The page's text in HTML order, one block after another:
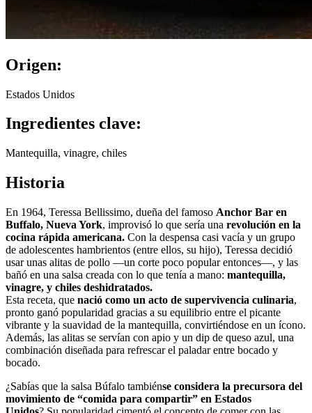
Origen:
Estados Unidos
Ingredientes clave:
Mantequilla, vinagre, chiles
Historia
En 1964, Teressa Bellissimo, dueña del famoso Anchor Bar en
Buffalo, Nueva York, improvisó lo que sería una revolución en la
cocina rápida americana. Con la despensa casi vacía y un grupo
de adolescentes hambrientos (entre ellos, su hijo), Teressa decidió
usar unas alitas de pollo —un corte poco popular entonces—, y las
bañó en una salsa creada con lo que tenía a mano: mantequilla,
vinagre, y chiles deshidratados.
Esta receta, que nació como un acto de supervivencia culinaria,
pronto ganó popularidad gracias a su equilibrio entre el picante
vibrante y la suavidad de la mantequilla, convirtiéndose en un ícono.
Además, las alitas se servían con apio y un dip de queso azul, una
combinación diseñada para refrescar el paladar entre bocado y
bocado.
¿Sabías que la salsa Búfalo tambiénse considera la precursora del
movimiento de “comida para compartir” en Estados